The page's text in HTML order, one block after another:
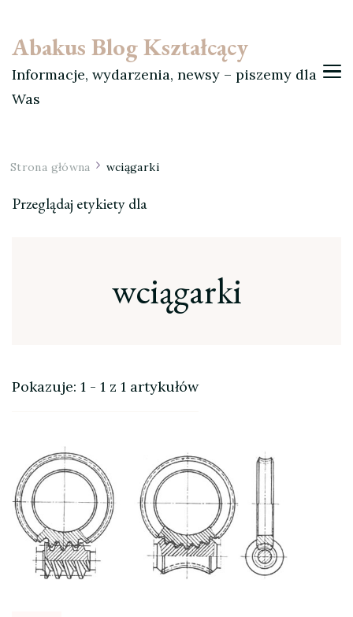
Abakus Blog Kształcący
Informacje, wydarzenia, newsy – piszemy dla
Was
Strona główna wciągarki
Przeglądaj etykiety dla
wciągarki
Pokazuje: 1 - 1 z 1 artykułów